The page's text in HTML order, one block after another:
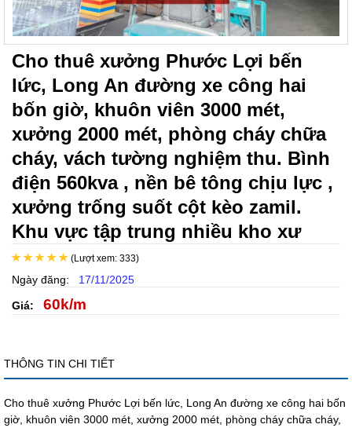
Cho thuê xưởng Phước Lợi bến
lức, Long An đường xe công hai
bốn giờ, khuôn viên 3000 mét,
xưởng 2000 mét, phòng cháy chữa
cháy, vách tường nghiệm thu. Bình
điện 560kva , nền bê tông chịu lực ,
xưởng trống suốt cột kèo zamil.
Khu vực tập trung nhiều kho xư
(Lượt xem: 333)
Ngày đăng: 17/11/2025
Giá: 60k/m
THÔNG TIN CHI TIẾT
Cho thuê xưởng Phước Lợi bến lức, Long An đường xe công hai bốn
giờ, khuôn viên 3000 mét, xưởng 2000 mét, phòng cháy chữa cháy,